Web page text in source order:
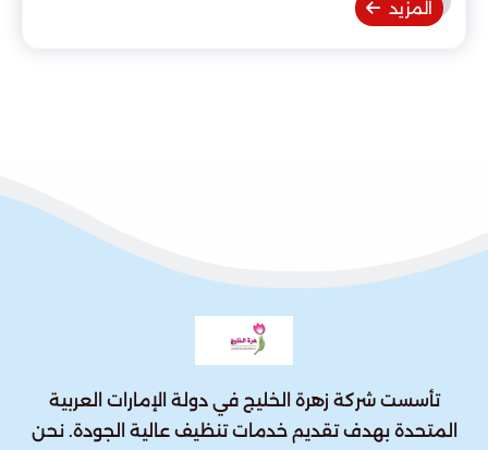
المزيد
تأسست شركة زهرة الخليج في دولة الإمارات العربية
المتحدة بهدف تقديم خدمات تنظيف عالية الجودة. نحن